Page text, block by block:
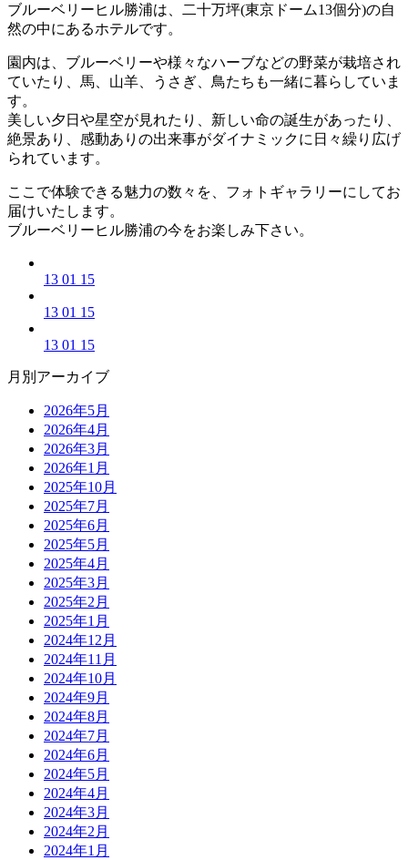
ブルーベリーヒル勝浦は、二十万坪(東京ドーム13個分)の自
然の中にあるホテルです。
園内は、ブルーベリーや様々なハーブなどの野菜が栽培され
ていたり、馬、山羊、うさぎ、鳥たちも一緒に暮らしていま
す。
美しい夕日や星空が見れたり、新しい命の誕生があったり、
絶景あり、感動ありの出来事がダイナミックに日々繰り広げ
られています。
ここで体験できる魅力の数々を、フォトギャラリーにしてお
届けいたします。
ブルーベリーヒル勝浦の今をお楽しみ下さい。
13 01 15
13 01 15
13 01 15
月別アーカイブ
2026年5月
2026年4月
2026年3月
2026年1月
2025年10月
2025年7月
2025年6月
2025年5月
2025年4月
2025年3月
2025年2月
2025年1月
2024年12月
2024年11月
2024年10月
2024年9月
2024年8月
2024年7月
2024年6月
2024年5月
2024年4月
2024年3月
2024年2月
2024年1月